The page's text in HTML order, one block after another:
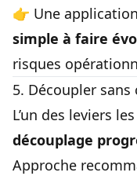
👉 Une
simple à faire
risques
5. Découpler sans
L’un des leviers
découplage
Approche